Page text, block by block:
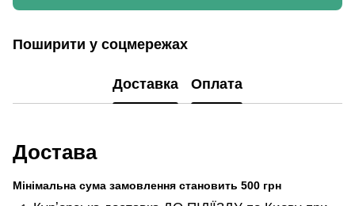
Поширити у соцмережах
Доставка Оплата
Достава
Мінімальна сума замовлення становить 500 грн